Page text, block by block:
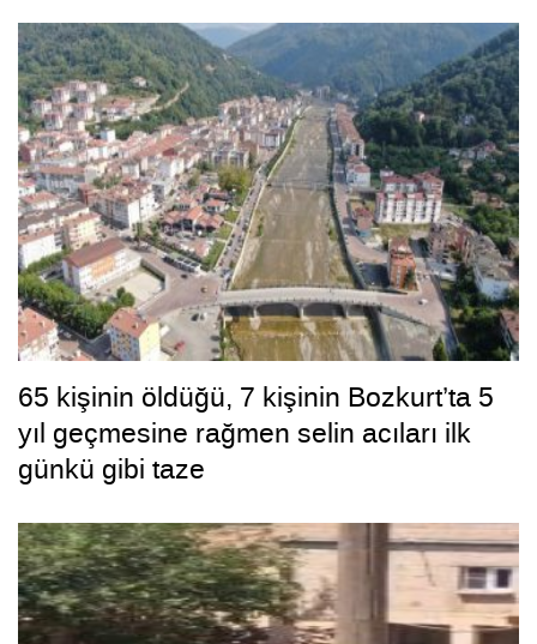
65 kişinin öldüğü, 7 kişinin Bozkurt’ta 5
yıl geçmesine rağmen selin acıları ilk
günkü gibi taze